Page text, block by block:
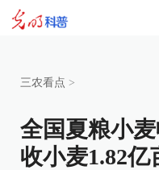
三农看点 >
全国夏粮小
收小麦1.82亿